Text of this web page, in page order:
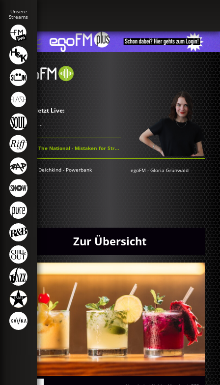
Jetzt Live:
...
The National - Mistaken for Strangers
Deichkind - Powerbank egoFM -Gloria Grünwald
Zur Übersicht